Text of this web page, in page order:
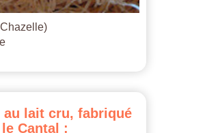
au lait cru, fabriqué
le Cantal :